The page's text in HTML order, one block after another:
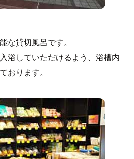
な貸切風呂です。
浴していただけるよう、浴槽内
おります。